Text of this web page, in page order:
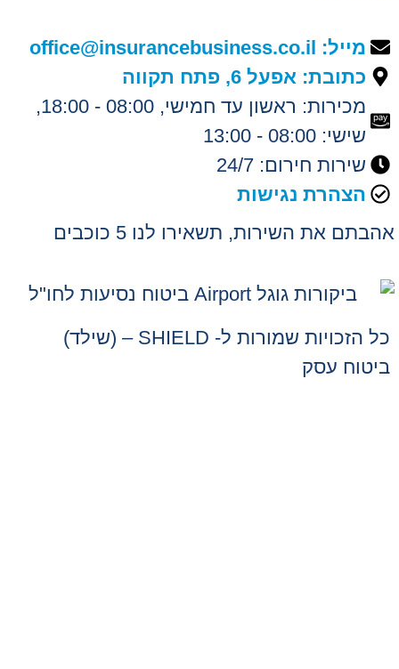
מייל: office@insurancebusiness.co.il
כתובת: אפעל 6, פתח תקווה
מכירות: ראשון עד חמישי, 08:00 - 18:00,
שישי: 08:00 - 13:00
שירות חירום: 24/7
הצהרת נגישות
אהבתם את השירות, תשאירו לנו 5 כוכבים
כל הזכויות שמורות ל- SHIELD – (שילד)
ביטוח עסק